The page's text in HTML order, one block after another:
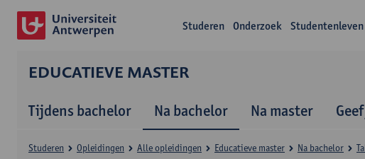
Studeren Onderzoek Studentenleven
EDUCATIEVE MASTER
Tijdens bachelor Na bachelor Na master
Studeren Opleidingen Alle opleidingen Educatieve master Na bachelor